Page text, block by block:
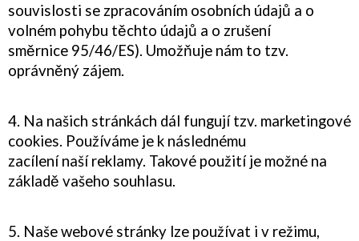
souvislosti se zpracováním osobních údajů a o
volném pohybu těchto údajů a o zrušení
směrnice 95/46/ES). Umožňuje nám to tzv.
oprávněný zájem.
4. Na našich stránkách dál fungují tzv. marketingové
cookies. Používáme je k následnému
zacílení naší reklamy. Takové použití je možné na
základě vašeho souhlasu.
5. Naše webové stránky lze používat i v režimu,